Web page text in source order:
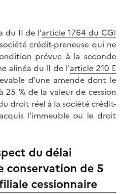
du II de l'article 1764 du CGI
crédit-preneuse qui ne
prévue à la seconde
alinéa du II de l'article 210 E
d'une amende dont le
25 % de la valeur de cession
droit réel à la société crédit-
l'immeuble ou le droit
du délai
conservation de 5
cessionnaire